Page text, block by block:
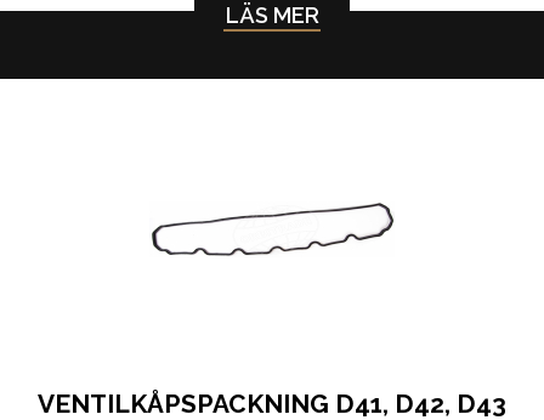
LÄS MER
VENTILKÅPSPACKNING D41, D42, D43